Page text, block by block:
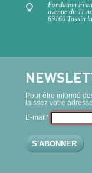
Fondation
avenue du 11
69160 Tassin
Pour être informé
laissez votre
E-mail*